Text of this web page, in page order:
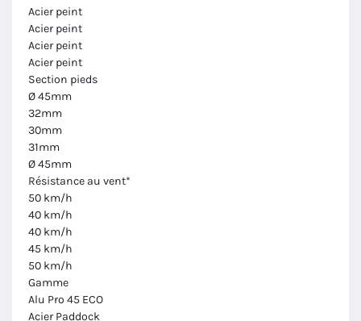
Acier peint
Acier peint
Acier peint
Acier peint
Section pieds
Ø 45mm
32mm
30mm
31mm
Ø 45mm
Résistance au vent*
50 km/h
40 km/h
40 km/h
45 km/h
50 km/h
Gamme
Alu Pro 45 ECO
Acier Paddock